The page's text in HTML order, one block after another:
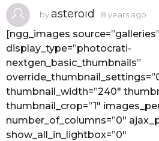
byasteroid 8 years ago
e
a
g
o
[ngg_images
display_type=”photocrati-
nextgen_basic_thumbnails”
thumbnail_width=”240″
thumbnail_crop=”1″
number_of_columns=”0″
show_all_in_lightbox=”0″